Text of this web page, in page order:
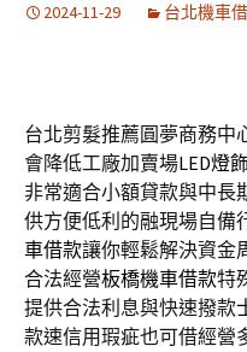
2024-11-29 台北機車
台北剪髮推薦圓夢商務中
會降低工廠加賣場LED燈
非常適合小額貸款與中長
供方便低利的融現場自備
車借款讓你輕鬆解決資金
合法經營板橋機車借款特
提供合法利息與快速撥款
款速信用瑕疵也可借經營